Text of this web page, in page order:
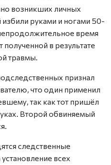
возникших личных
руками и ногами 50-
время
в результате
травмы.
признал
что один применил
так как тот пришёл
Второй обвиняемый
следственные
всех